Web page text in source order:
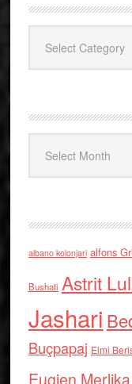
albano kolonjari alfons
Bushati Astrit
Jashari
Buçpapaj Elmi
Eugjen Merlika